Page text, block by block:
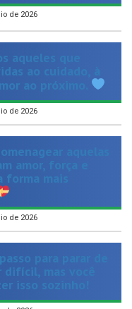
aqueles que
ao cuidado, à
ao próximo.
de 2026
aquelas
amor, força e
mais
de 2026
para parar de
difícil, mas você
isso sozinho!
de 2026